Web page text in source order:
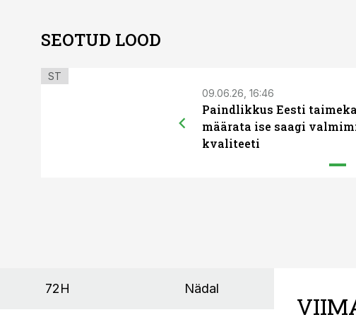
SEOTUD LOOD
ST
09.06.26, 16:46
Paindlikkus Eesti
määrata ise saagi
kvaliteeti
72H Nädal